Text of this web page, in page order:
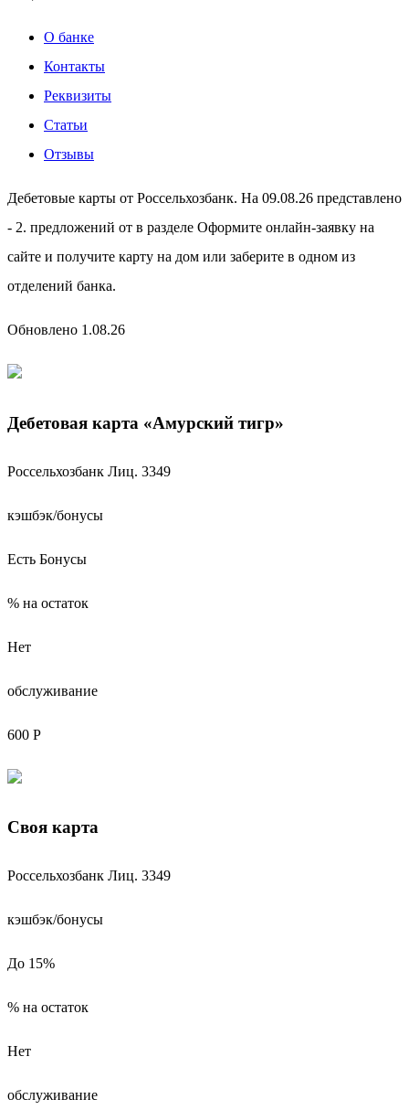
О банке
Контакты
Реквизиты
Статьи
Отзывы
Дебетовые карты от Россельхозбанк. На 09.08.26 представлено
- 2. предложений от в разделе Оформите онлайн-заявку на
сайте и получите карту на дом или заберите в одном из
отделений банка.
Обновлено 1.08.26
Дебетовая карта «Амурский тигр»
Россельхозбанк Лиц. 3349
кэшбэк/бонусы
Есть Бонусы
% на остаток
Нет
обслуживание
600 Р
Своя карта
Россельхозбанк Лиц. 3349
кэшбэк/бонусы
До 15%
% на остаток
Нет
обслуживание